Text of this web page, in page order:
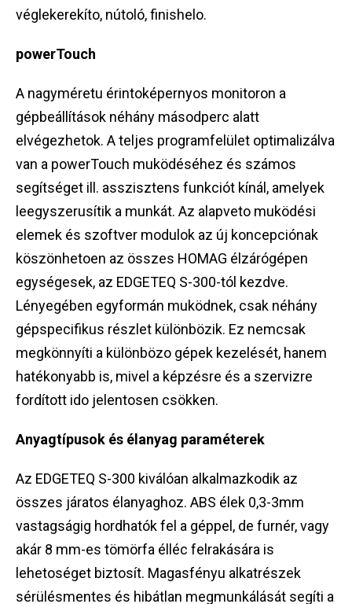
véglekerekíto, nútoló, finishelo.
powerTouch
A nagyméretu érintoképernyos monitoron a
gépbeállítások néhány másodperc alatt
elvégezhetok. A teljes programfelület optimalizálva
van a powerTouch muködéséhez és számos
segítséget ill. asszisztens funkciót kínál, amelyek
leegyszerusítik a munkát. Az alapveto muködési
elemek és szoftver modulok az új koncepciónak
köszönhetoen az összes HOMAG élzárógépen
egységesek, az EDGETEQ S-300-tól kezdve.
Lényegében egyformán muködnek, csak néhány
gépspecifikus részlet különbözik. Ez nemcsak
megkönnyíti a különbözo gépek kezelését, hanem
hatékonyabb is, mivel a képzésre és a szervizre
fordított ido jelentosen csökken.
Anyagtípusok és élanyag paraméterek
Az EDGETEQ S-300 kiválóan alkalmazkodik az
összes járatos élanyaghoz. ABS élek 0,3-3mm
vastagságig hordhatók fel a géppel, de furnér, vagy
akár 8 mm-es tömörfa élléc felrakására is
lehetoséget biztosít. Magasfényu alkatrészek
sérülésmentes és hibátlan megmunkálását segíti a